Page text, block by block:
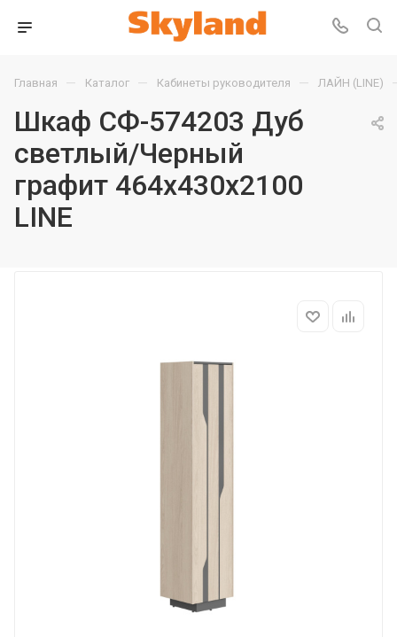
Главная — Каталог — Кабинеты руководителя — ЛАЙН (LINE)
Шкаф СФ-574203 Дуб
светлый/Черный
графит 464х430х2100
LINE